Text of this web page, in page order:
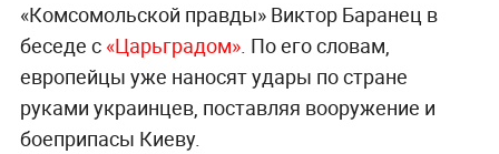
«Комсомольской правды» Виктор Баранец в
беседе с «Царьградом». По его словам,
европейцы уже наносят удары по стране
руками украинцев, поставляя вооружение и
боеприпасы Киеву.